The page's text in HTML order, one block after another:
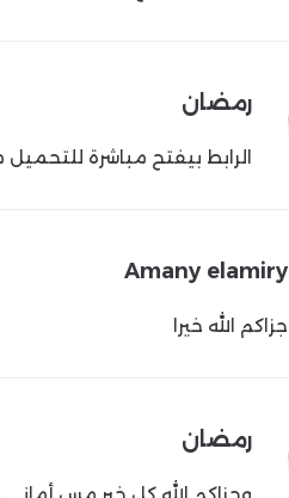
رمضان
الرابط بيفتح مباشرة
Amany elamiry
جزاكم الله خيرا
رمضان
وجزاكم الله كل خير مس أماني